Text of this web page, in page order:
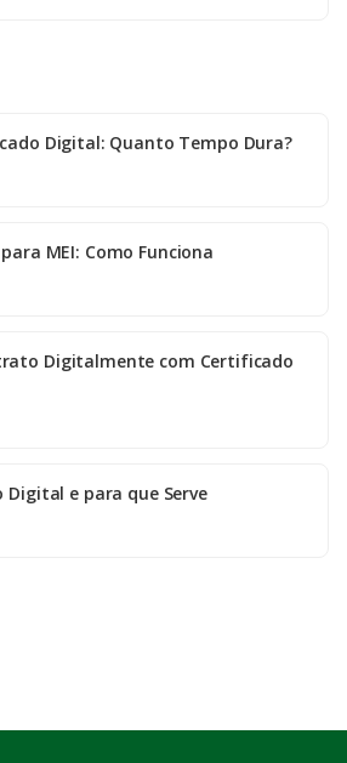
Digital: Quanto Tempo Dura?
MEI: Como Funciona
Digitalmente com Certificado
Digital e para que Serve